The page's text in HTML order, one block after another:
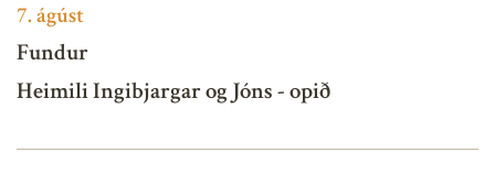
7.ágúst
Fundur
Heimili Ingibjargar og Jóns - opið